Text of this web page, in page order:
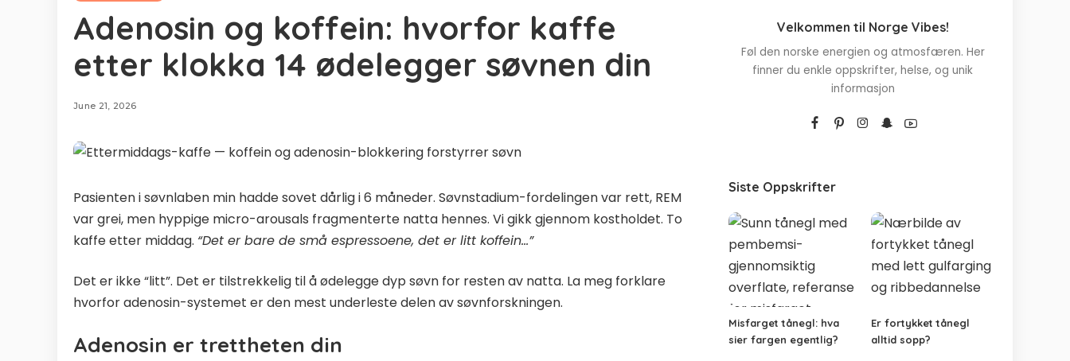
Adenosin og koffein: hvorfor kaffe
etter klokka 14 ødelegger søvnen din
June 21, 2026
Pasienten i søvnlaben min hadde sovet dårlig i 6 måneder. Søvnstadium-fordelingen var rett, REM
var grei, men hyppige micro-arousals fragmenterte natta hennes. Vi gikk gjennom kostholdet. To
kaffe etter middag. “Det er bare de små espressoene, det er litt koffein…”
Det er ikke “litt”. Det er tilstrekkelig til å ødelegge dyp søvn for resten av natta. La meg forklare
hvorfor adenosin-systemet er den mest underleste delen av søvnforskningen.
Adenosin er trettheten din
Velkommen til Norge Vibes!
Føl den norske energien og atmosfæren. Her
finner du enkle oppskrifter, helse, og unik
informasjon
Siste Oppskrifter
Misfarget tånegl: hva
sier fargen egentlig?
Er fortykket tånegl
alltid sopp?